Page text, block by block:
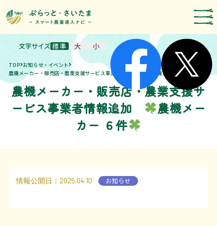
スマート農業技術の紹介
導入事例
農機メーカー検索
お知らせ・イベント
補助・支援制度
運営者情報
TOP お知らせ・イベント
農機メーカー・販売店・農業支援サービス事業者情報追加
農機メーカー ６件
文字サイズ標準 大 小
農機メーカー・販売店・農業支援サ
ービス事業者情報追加
農機メー
カー ６件
情報公開日 ：2025.04.10 お知らせ